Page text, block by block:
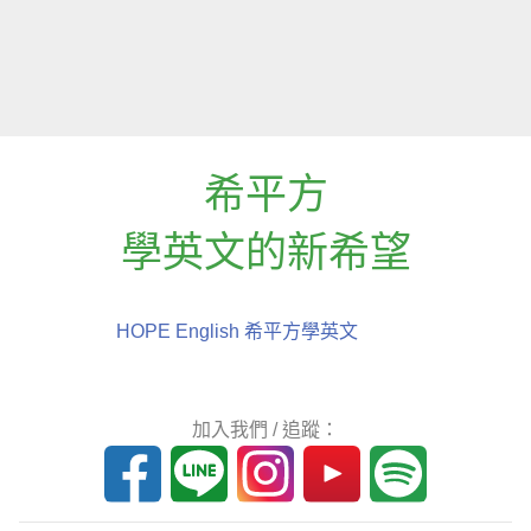
希平方
學英文的新希望
HOPE English 希平方學英文
加入我們 / 追蹤：